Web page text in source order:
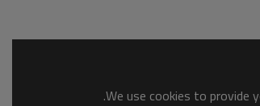
We use cookies to provide